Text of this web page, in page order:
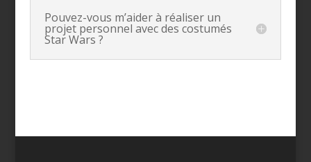
Pouvez-vous m’aider à réaliser un
projet personnel avec des costumés
Star Wars ?